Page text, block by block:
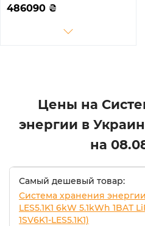
40.96kW-LFP 20kW
40.96kWh 1BAT LiFePO4
486090 ₴
Цены на
энергии в
на
Самый дешевый товар:
Система хранения энергии
LES5.1K1 6kW 5.1kWh 1BAT
1SV6K1-LES5.1K1)